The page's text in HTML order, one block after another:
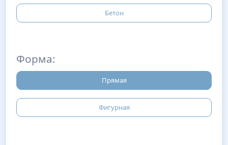
Бетон
Форма:
Прямая
Фигурная